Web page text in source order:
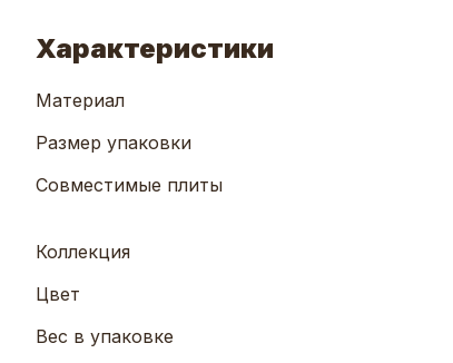
Характеристики
Материал
Размер упаковки
Совместимые плиты
Коллекция
Цвет
Вес в упаковке